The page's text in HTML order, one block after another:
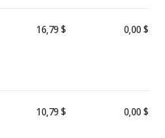
16,79 $ 0,00 $
10,79 $ 0,00 $